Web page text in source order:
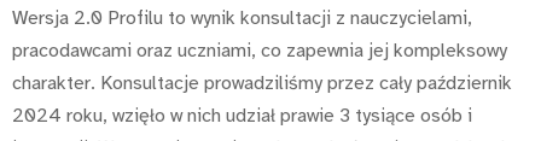
Wersja 2.0 Profilu to wynik konsultacji z nauczycielami,
pracodawcami oraz uczniami, co zapewnia jej kompleksowy
charakter. Konsultacje prowadziliśmy przez cały październik
2024 roku, wzięło w nich udział prawie 3 tysiące osób i